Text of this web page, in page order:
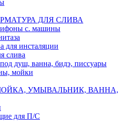
ДЛЯ СЛИВА
с. машины
для инсталяции
слива
душ, ванна, бидэ, писсуары
мойки
УМЫВАЛЬНИК, ВАННА,
для П/С